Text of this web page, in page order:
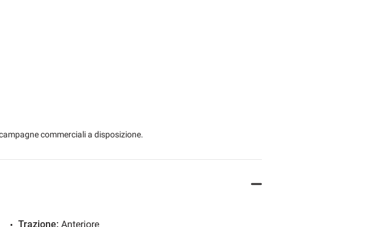
reale: WWW.AUTOMOBILIPERRONE.IT
commerciali a disposizione.
Trazione: Anteriore